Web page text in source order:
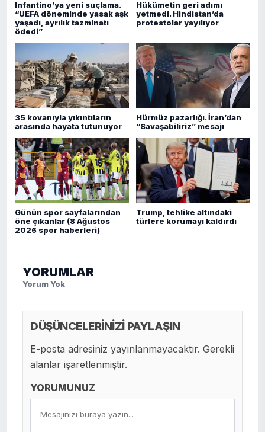
Infantino’ya yeni suçlama.
“UEFA döneminde yasak aşk
yaşadı, ayrılık tazminatı
ödedi”
Hükümetin geri adımı
yetmedi. Hindistan’da
protestolar yayılıyor
35 kovanıyla yıkıntıların
arasında hayata tutunuyor
Hürmüz pazarlığı. İran’dan
“Savaşabiliriz” mesajı
Günün spor sayfalarından
öne çıkanlar (8 Ağustos
2026 spor haberleri)
Trump, tehlike altındaki
türlere korumayı kaldırdı
YORUMLAR
Yorum Yok
DÜŞÜNCELERİNİZİ PAYLAŞIN
E-posta adresiniz yayınlanmayacaktır. Gerekli
alanlar işaretlenmiştir.
YORUMUNUZ